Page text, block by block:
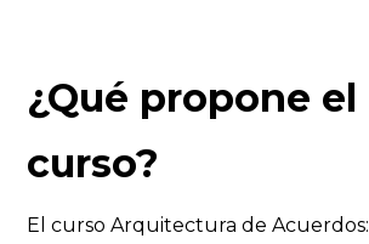
¿Qué propone el
curso?
El curso Arquitectura de Acuerdos: